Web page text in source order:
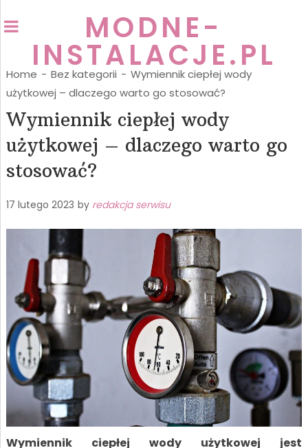
MODNE-
INSTALACJE.PL
Home - Bez kategorii - Wymiennik ciepłej wody
użytkowej – dlaczego warto go stosować?
Wymiennik ciepłej wody
użytkowej – dlaczego warto go
stosować?
17 lutego 2023 by redakcja serwisu
Wymiennik ciepłej wody użytkowej jest